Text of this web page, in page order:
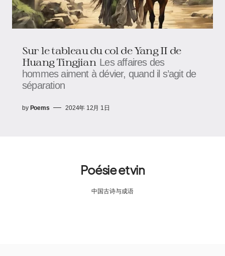
Sur le tableau du col de Yang II de
Huang Tingjian Les affaires des
hommes aiment à dévier, quand il s’agit de
séparation
by Poems 2024年 12月 1日
Poésie et vin
中国古诗与成语